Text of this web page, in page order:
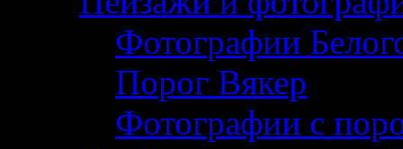
Фотографии
Порог Вякер
Фотографии с